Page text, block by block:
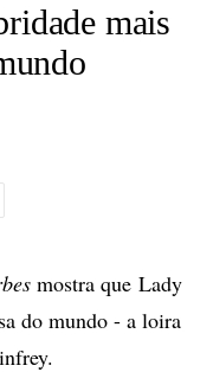
mais
mostra que Lady
do mundo - a loira